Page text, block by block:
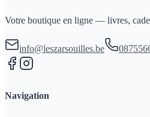
Votre boutique en ligne — livres,
info@leszarsouilles.be
Navigation